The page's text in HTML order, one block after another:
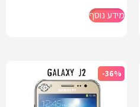
מידע נוסף
-36%